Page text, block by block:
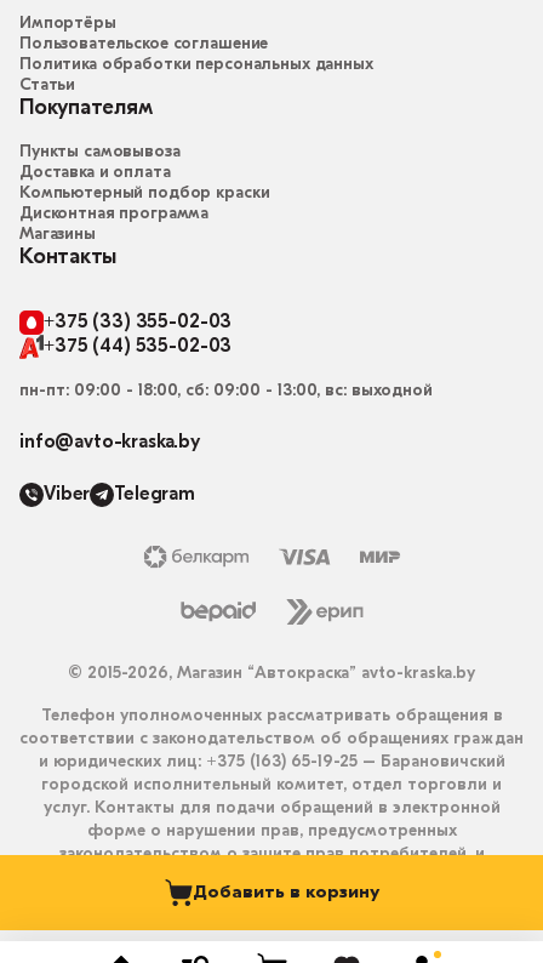
Добавить в корзину
Импортёры
Пользовательское соглашение
Политика обработки персональных данных
Статьи
Покупателям
Пункты самовывоза
Доставка и оплата
Компьютерный подбор краски
Дисконтная программа
Магазины
Контакты
+375 (33) 355-02-03
+375 (44) 535-02-03
пн-пт: 09:00 - 18:00, сб: 09:00 - 13:00, вс: выходной
info@avto-kraska.by
Viber Telegram
© 2015-2026, Магазин “Автокраска” avto-kraska.by
Телефон уполномоченных рассматривать обращения в
соответствии с законодательством об обращениях граждан
и юридических лиц: +375 (163) 65-19-25 – Барановичский
городской исполнительный комитет, отдел торговли и
услуг. Контакты для подачи обращений в электронной
форме о нарушении прав, предусмотренных
законодательством о защите прав потребителей, и
получения ответа на них: info@avto-kraska.by и
+375333550203 (Viber, Telegram).